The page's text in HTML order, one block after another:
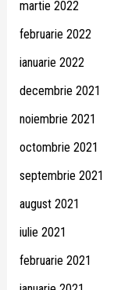
martie 2022
februarie 2022
ianuarie 2022
decembrie 2021
noiembrie 2021
octombrie 2021
septembrie 2021
august 2021
iulie 2021
februarie 2021